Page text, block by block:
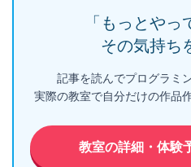
「もっとやっ
その気持ち
記事を読んでプログラミ
実際の教室で自分だけの作品
教室の詳細・体験